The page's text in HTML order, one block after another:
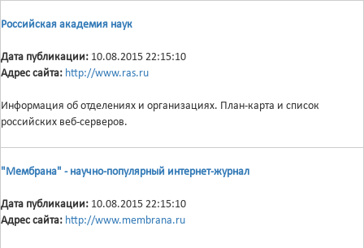
Российская академия наук
Дата публикации: 10.08.2015 22:15:10
Адрес сайта: http://www.ras.ru
Информация об отделениях и организациях. План-карта и список
российских веб-серверов.
"Мембрана" - научно-популярный интернет-журнал
Дата публикации: 10.08.2015 22:15:10
Адрес сайта: http://www.membrana.ru